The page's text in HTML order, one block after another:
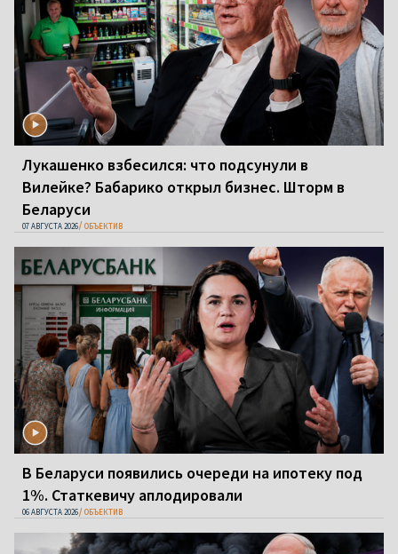
Лукашенко взбесился: что подсунули в
Вилейке? Бабарико открыл бизнес. Шторм в
Беларуси
07 АВГУСТА 2026 ОБЪЕКТИВ
В Беларуси появились очереди на ипотеку под
1%. Статкевичу аплодировали
06 АВГУСТА 2026 ОБЪЕКТИВ